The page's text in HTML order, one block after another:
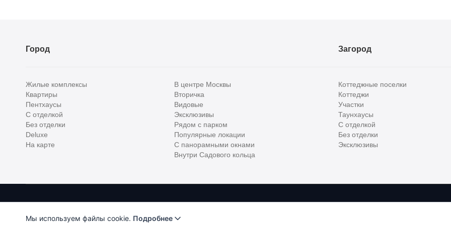
Город
Жилые комплексы
Квартиры
Пентхаусы
С отделкой
Без отделки
Deluxe
На карте
В центре Москвы
Вторичка
Видовые
Эксклюзивы
Рядом с парком
Популярные локации
С панорамными окнами
Внутри Садового кольца
Загород
Коттеджные поселки
Коттеджи
Участки
Таунхаусы
С отделкой
Без отделки
Эксклюзивы
Хантер. Оплачивая услуги, вы принимаете
Лицензионное соглашение
Мы используем файлы cookie. Подробнее